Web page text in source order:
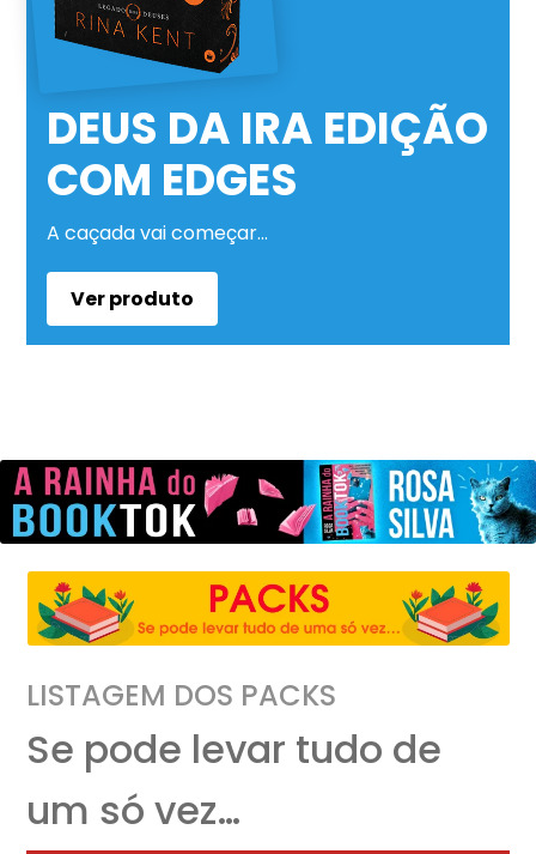
DEUS DA IRA EDIÇÃO
COM EDGES
A caçada vai começar…
Ver produto
LISTAGEM DOS PACKS
Se pode levar tudo de
um só vez…